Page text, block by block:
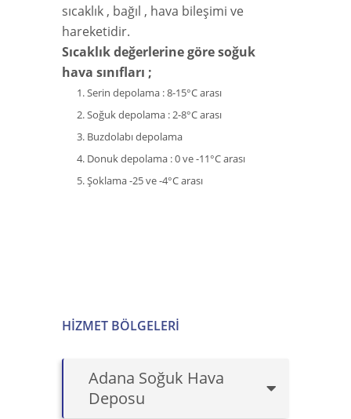
HIZMET BÖLGELERI
Adana Soğuk Hava
Deposu
sıcaklık , bağıl , hava bileşimi ve
hareketidir.
Sıcaklık değerlerine göre soğuk
hava sınıfları ;
Serin depolama : 8-15°C arası
Soğuk depolama : 2-8°C arası
Buzdolabı depolama
Donuk depolama : 0 ve -11°C arası
Şoklama -25 ve -4°C arası